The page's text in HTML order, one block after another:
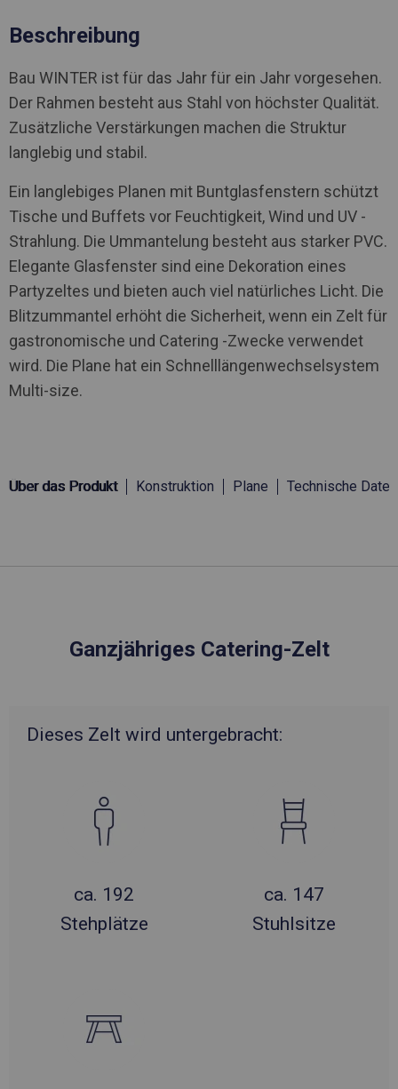
Beschreibung
Bau WINTER ist für das Jahr für ein Jahr vorgesehen.
Der Rahmen besteht aus Stahl von höchster Qualität.
Zusätzliche Verstärkungen machen die Struktur
langlebig und stabil.
Ein langlebiges Planen mit Buntglasfenstern schützt
Tische und Buffets vor Feuchtigkeit, Wind und UV -
Strahlung. Die Ummantelung besteht aus starker PVC.
Elegante Glasfenster sind eine Dekoration eines
Partyzeltes und bieten auch viel natürliches Licht. Die
Blitzummantel erhöht die Sicherheit, wenn ein Zelt für
gastronomische und Catering -Zwecke verwendet
wird. Die Plane hat ein Schnelllängenwechselsystem
Multi-size.
Über das Produkt Konstruktion Plane Technische Daten
Ganzjähriges Catering-Zelt
Dieses Zelt wird untergebracht:
ca. 192
Stehplätze
ca. 147
Stuhlsitze